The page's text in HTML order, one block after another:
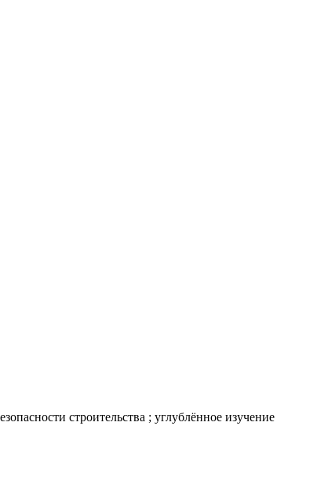
строительства ; углублённое изучение